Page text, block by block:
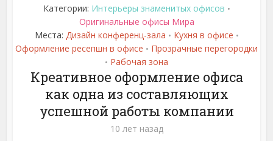
Категории: Интерьеры знаменитых офисов •
Оригинальные офисы Мира
Места: Дизайн конференц-зала • Кухня в офисе •
Оформление ресепшн в офисе • Прозрачные перегородки
• Рабочая зона
Креативное оформление офиса
как одна из составляющих
успешной работы компании
10 лет назад